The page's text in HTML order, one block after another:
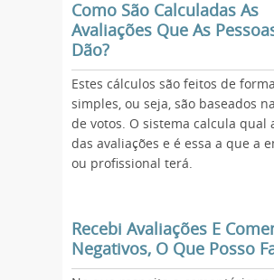
Como São Calculadas As
Avaliações Que As
Dão?
Estes cálculos são feitos de
simples, ou seja, são baseados
de votos. O sistema calcula qual
das avaliações e é essa a que a
ou profissional terá.
Recebi Avaliações E
Negativos, O Que Posso